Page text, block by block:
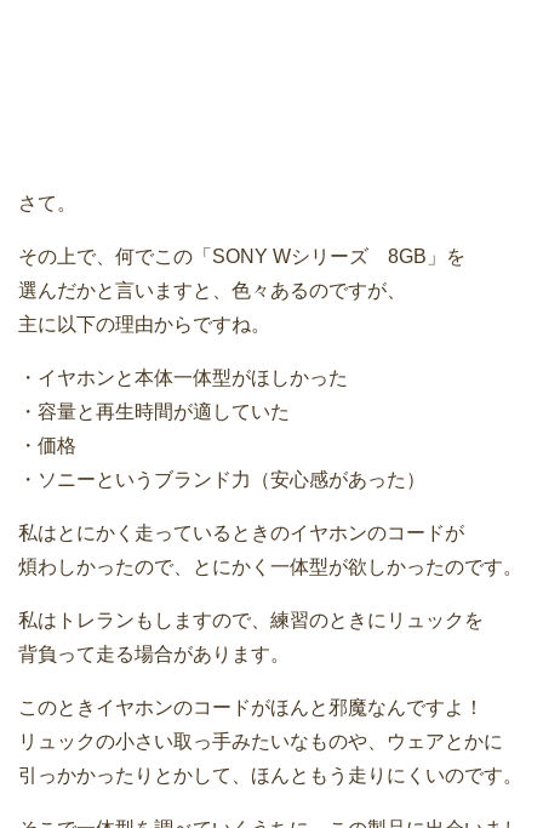
さて。
その上で、何でこの「SONY Wシリーズ 8GB」を
選んだかと言いますと、色々あるのですが、
主に以下の理由からですね。
・イヤホンと本体一体型がほしかった
・容量と再生時間が適していた
・価格
・ソニーというブランド力（安心感があった）
私はとにかく走っているときのイヤホンのコードが
煩わしかったので、とにかく一体型が欲しかったのです。
私はトレランもしますので、練習のときにリュックを
背負って走る場合があります。
このときイヤホンのコードがほんと邪魔なんですよ！
リュックの小さい取っ手みたいなものや、ウェアとかに
引っかかったりとかして、ほんともう走りにくいのです。